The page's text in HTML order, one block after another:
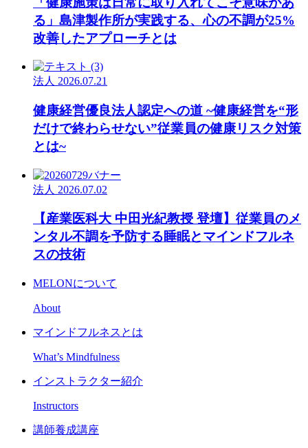
る」島津製作所が実践する、心の不調が25%
改善したアプローチとは
法人 2026.07.21
健康経営優良法人認定への道 ~健康経営を“形
だけで終わらせない”従業員の健康リスク対策
とは~
法人 2026.07.02
【産業医科大 中田光紀教授 登壇】従業員のメ
ンタル不調を予防する睡眠とマインドフルネ
スの技術
MELONについて
About
マインドフルネスとは
What’s Mindfulness
インストラクター紹介
Instructors
講師養成講座